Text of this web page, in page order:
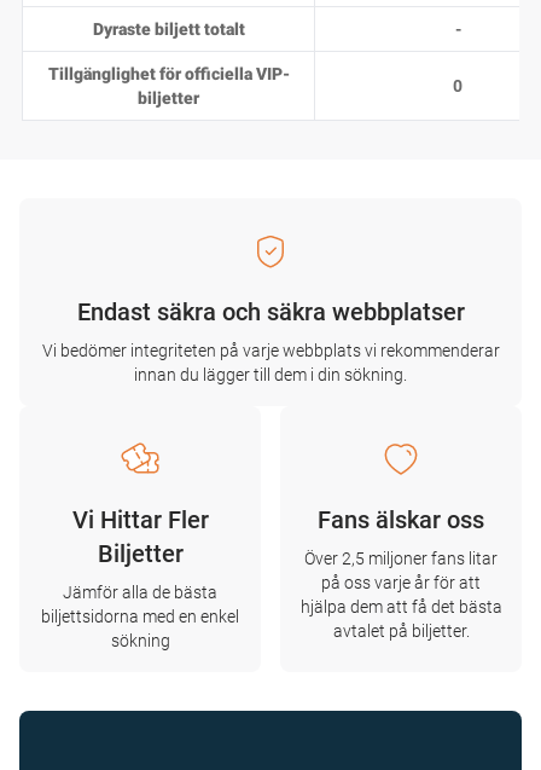
Dyraste biljett totalt -
Tillgänglighet för officiella VIP-
biljetter
0
Endast säkra och säkra webbplatser
Vi bedömer integriteten på varje webbplats vi rekommenderar
innan du lägger till dem i din sökning.
Vi Hittar Fler
Biljetter
Jämför alla de bästa
biljettsidorna med en enkel
sökning
Fans älskar oss
Över 2,5 miljoner fans litar
på oss varje år för att
hjälpa dem att få det bästa
avtalet på biljetter.